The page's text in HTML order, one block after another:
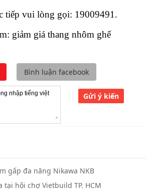
tiếp vui lòng gọi: 19009491.
giảm giá thang nhôm ghế
Bình luận facebook
Gửi ý kiến
gấp đa năng Nikawa NKB
tại hội chợ Vietbuild TP. HCM